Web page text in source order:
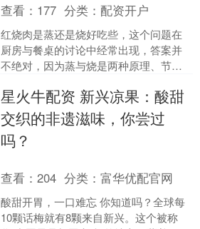
查看： 177 分类：配资开户
红烧肉是蒸还是烧好吃些，这个问题在
厨房与餐桌的讨论中经常出现，答案并
不绝对，因为蒸与烧是两种原理、节奏
赋予红烧肉的口感、香气与....
星火牛配资 新兴凉果：酸甜
交织的非遗滋味，你尝过
吗？
查看：204 分类：富华优配官网
酸甜开胃，一口难忘 你知道吗？全球每
10颗话梅就有8颗来自新兴。这个被称